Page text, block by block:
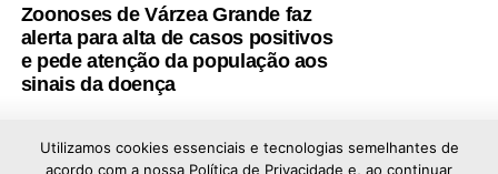
Zoonoses de Várzea Grande faz
alerta para alta de casos positivos
e pede atenção da população aos
sinais da doença
Utilizamos cookies essenciais e tecnologias semelhantes de
acordo com a nossa Política de Privacidade e, ao continuar